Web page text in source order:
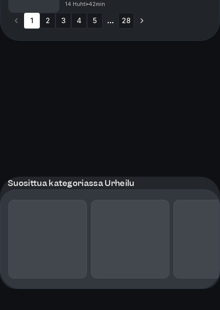
reklamoitavaa eteenpäin.
14 Huhti 42min
1 2 3 4 5 28
Suosittua kategoriassa Urheilu